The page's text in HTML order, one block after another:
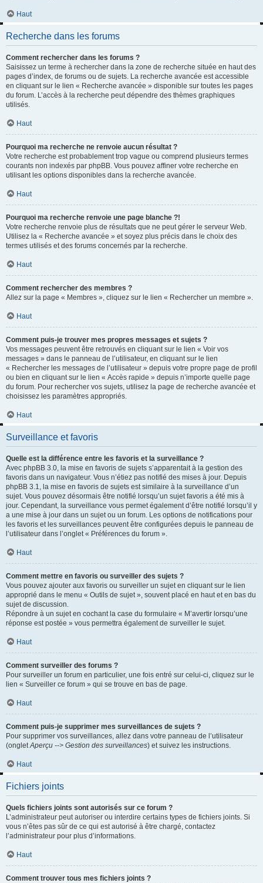
Haut
Recherche dans les forums
Comment rechercher dans les forums ?
Saisissez un terme à rechercher dans la zone de recherche située en haut des
pages d’index, de forums ou de sujets. La recherche avancée est accessible
en cliquant sur le lien « Recherche avancée » disponible sur toutes les pages
du forum. L’accès à la recherche peut dépendre des thèmes graphiques
utilisés.
Haut
Pourquoi ma recherche ne renvoie aucun résultat ?
Votre recherche est probablement trop vague ou comprend plusieurs termes
courants non indexés par phpBB. Vous pouvez affiner votre recherche en
utilisant les options disponibles dans la recherche avancée.
Haut
Pourquoi ma recherche renvoie une page blanche ?!
Votre recherche renvoie plus de résultats que ne peut gérer le serveur Web.
Utilisez la « Recherche avancée » et soyez plus précis dans le choix des
termes utilisés et des forums concernés par la recherche.
Haut
Comment rechercher des membres ?
Allez sur la page « Membres », cliquez sur le lien « Rechercher un membre ».
Haut
Comment puis-je trouver mes propres messages et sujets ?
Vos messages peuvent être retrouvés en cliquant sur le lien « Voir vos
messages » dans le panneau de l’utilisateur, en cliquant sur le lien
« Rechercher les messages de l’utilisateur » depuis votre propre page de profil
ou bien en cliquant sur le lien « Accès rapide » depuis n’importe quelle page
du forum. Pour rechercher vos sujets, utilisez la page de recherche avancée et
choisissez les paramètres appropriés.
Haut
Surveillance et favoris
Quelle est la différence entre les favoris et la surveillance ?
Avec phpBB 3.0, la mise en favoris de sujets s’apparentait à la gestion des
favoris dans un navigateur. Vous n’étiez pas notifié des mises à jour. Depuis
phpBB 3.1, la mise en favoris de sujets est similaire à la surveillance d’un
sujet. Vous pouvez désormais être notifié lorsqu’un sujet favoris a été mis à
jour. Cependant, la surveillance vous permet également d’être notifié lorsqu’il y
a une mise à jour dans un sujet ou un forum. Les options de notifications pour
les favoris et les surveillances peuvent être configurées depuis le panneau de
l’utilisateur dans l’onglet « Préférences du forum ».
Haut
Comment mettre en favoris ou surveiller des sujets ?
Vous pouvez ajouter aux favoris ou surveiller un sujet en cliquant sur le lien
approprié dans le menu « Outils de sujet », souvent placé en haut et en bas du
sujet de discussion.
Répondre à un sujet en cochant la case du formulaire « M’avertir lorsqu’une
réponse est postée » vous permettra également de surveiller le sujet.
Haut
Comment surveiller des forums ?
Pour surveiller un forum en particulier, une fois entré sur celui-ci, cliquez sur le
lien « Surveiller ce forum » qui se trouve en bas de page.
Haut
Comment puis-je supprimer mes surveillances de sujets ?
Pour supprimer vos surveillances, allez dans votre panneau de l’utilisateur
(ongletAperçu --> Gestion des surveillances) et suivez les instructions.
Haut
Fichiers joints
Quels fichiers joints sont autorisés sur ce forum ?
L’administrateur peut autoriser ou interdire certains types de fichiers joints. Si
vous n’êtes pas sûr de ce qui est autorisé à être chargé, contactez
l’administrateur pour plus d’informations.
Haut
Comment trouver tous mes fichiers joints ?